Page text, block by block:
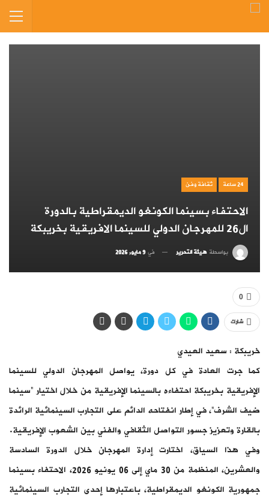
24 ساعة ثقافة وفن
الاحتفاء بسينما الكونغو الديمقراطية بالدورة
ال26 للمهرجان الدولي للسينما الافريقية بخريبكة
بواسطة هيئة التحرير في 9 مايو, 2026
0
شارك
خريبكة : سعيد العيدي
كما جرت العادة في كل دورة، يواصل المهرجان الدولي للسينما
الإفريقية بخريبكة احتفاءه بالسينما الإفريقية من خلال اختيار “سينما
ضيف الشرف”، في إطار انفتاحه الدائم على التجارب السينمائية الرائدة
بالقارة وتعزيز جسور التواصل الثقافي والفني بين الشعوب الإفريقية.
وفي هذا السياق، اختارت إدارة المهرجان خلال الدورة السادسة
والعشرين، المنظمة من 30 ماي إلى 06 يونيو 2026، الاحتفاء بسينما
جمهورية الكونغو الديمقراطية، باعتبارها إحدى التجارب السينمائية